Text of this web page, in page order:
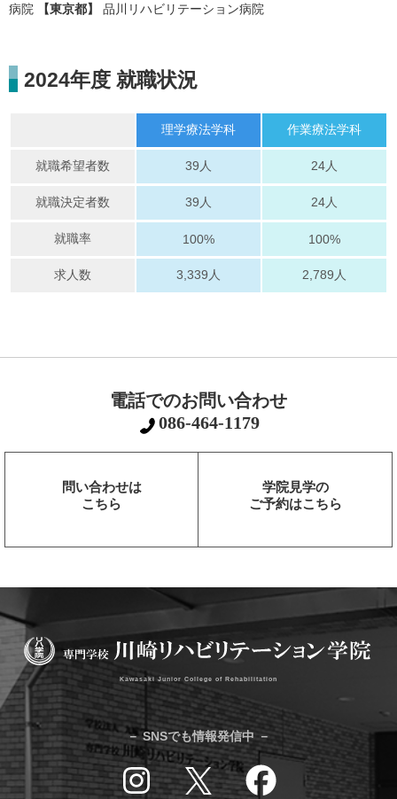
病院
【東京都】 品川リハビリテーション病院
2024年度 就職状況
理学療法学科 作業療法学科
就職希望者数 39人 24人
就職決定者数 39人 24人
就職率 100% 100%
求人数 3,339人 2,789人
電話でのお問い合わせ
086-464-1179
問い合わせは
こちら
学院見学の
ご予約はこちら
Kawasaki Junior College of Rehabilitation
－ SNSでも情報発信中 －